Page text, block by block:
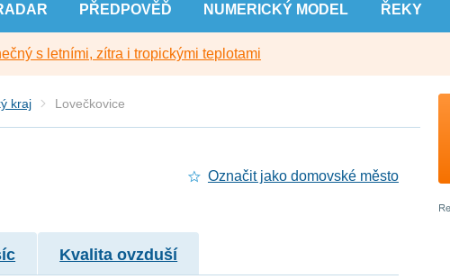
PŘEDPOVĚĎ NUMERICKÝ MODEL ŘEKY
s letními, zítra i tropickými teplotami
kraj Lovečkovice
Označit jako domovské město
Kvalita ovzduší